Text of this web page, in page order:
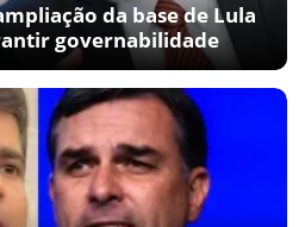
da base de Lula
governabilidade